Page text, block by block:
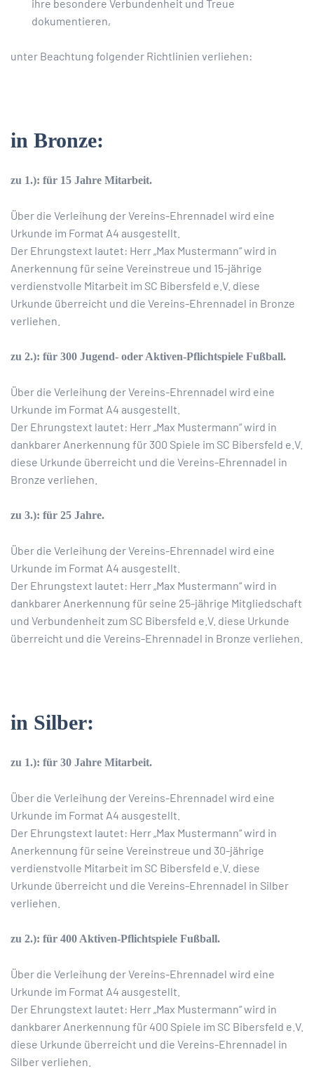
ihre besondere Verbundenheit und Treue
dokumentieren,
unter Beachtung folgender Richtlinien verliehen:
in Bronze:
zu 1.): für 15 Jahre Mitarbeit.
Über die Verleihung der Vereins-Ehrennadel wird eine
Urkunde im Format A4 ausgestellt.
Der Ehrungstext lautet: Herr „Max Mustermann“ wird in
Anerkennung für seine Vereinstreue und 15-jährige
verdienstvolle Mitarbeit im SC Bibersfeld e.V. diese
Urkunde überreicht und die Vereins-Ehrennadel in Bronze
verliehen.
zu 2.): für 300 Jugend- oder Aktiven-Pflichtspiele Fußball.
Über die Verleihung der Vereins-Ehrennadel wird eine
Urkunde im Format A4 ausgestellt.
Der Ehrungstext lautet: Herr „Max Mustermann“ wird in
dankbarer Anerkennung für 300 Spiele im SC Bibersfeld e.V.
diese Urkunde überreicht und die Vereins-Ehrennadel in
Bronze verliehen.
zu 3.): für 25 Jahre.
Über die Verleihung der Vereins-Ehrennadel wird eine
Urkunde im Format A4 ausgestellt.
Der Ehrungstext lautet: Herr „Max Mustermann“ wird in
dankbarer Anerkennung für seine 25-jährige Mitgliedschaft
und Verbundenheit zum SC Bibersfeld e.V. diese Urkunde
überreicht und die Vereins-Ehrennadel in Bronze verliehen.
in Silber:
zu 1.): für 30 Jahre Mitarbeit.
Über die Verleihung der Vereins-Ehrennadel wird eine
Urkunde im Format A4 ausgestellt.
Der Ehrungstext lautet: Herr „Max Mustermann“ wird in
Anerkennung für seine Vereinstreue und 30-jährige
verdienstvolle Mitarbeit im SC Bibersfeld e.V. diese
Urkunde überreicht und die Vereins-Ehrennadel in Silber
verliehen.
zu 2.): für 400 Aktiven-Pflichtspiele Fußball.
Über die Verleihung der Vereins-Ehrennadel wird eine
Urkunde im Format A4 ausgestellt.
Der Ehrungstext lautet: Herr „Max Mustermann“ wird in
dankbarer Anerkennung für 400 Spiele im SC Bibersfeld e.V.
diese Urkunde überreicht und die Vereins-Ehrennadel in
Silber verliehen.